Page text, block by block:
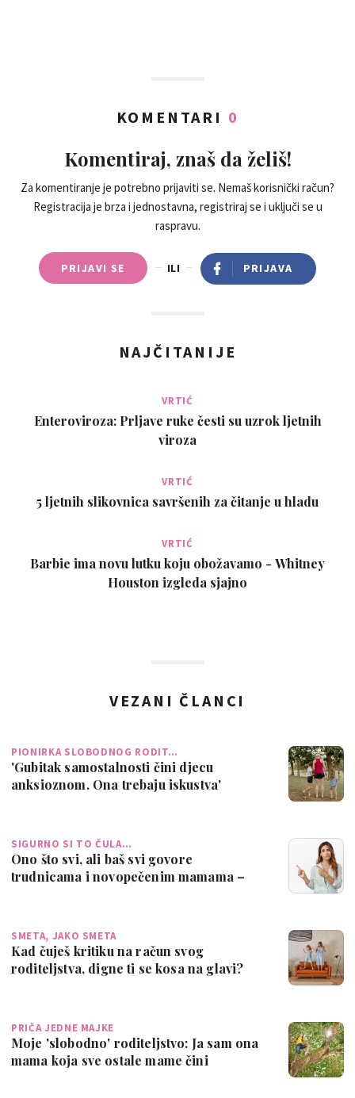
KOMENTARI 0
Komentiraj, znaš da želiš!
Za komentiranje je potrebno prijaviti se. Nemaš korisnički račun?
Registracija je brza i jednostavna, registriraj se i uključi se u
raspravu.
PRIJAVI SE ILI PRIJAVA
NAJČITANIJE
VRTIĆ
Enteroviroza: Prljave ruke česti su uzrok ljetnih
viroza
VRTIĆ
5 ljetnih slikovnica savršenih za čitanje u hladu
VRTIĆ
Barbie ima novu lutku koju obožavamo - Whitney
Houston izgleda sjajno
VEZANI ČLANCI
PIONIRKA SLOBODNOG RODIT…
'Gubitak samostalnosti čini djecu
anksioznom. Ona trebaju iskustva'
SIGURNO SI TO ČULA…
Ono što svi, ali baš svi govore
trudnicama i novopečenim mamama –
SMETA, JAKO SMETA
Kad čuješ kritiku na račun svog
roditeljstva, digne ti se kosa na glavi?
PRIČA JEDNE MAJKE
Moje 'slobodno' roditeljstvo: Ja sam ona
mama koja sve ostale mame čini